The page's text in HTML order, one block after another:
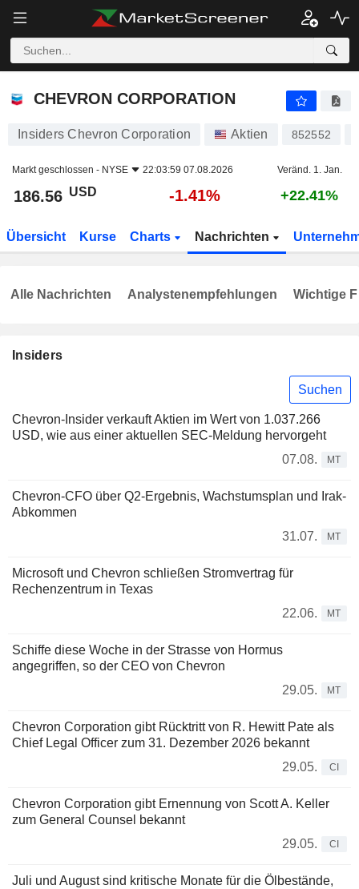
CHEVRON CORPORATION
CHEVRON CORPORATION
Insiders Chevron Corporation Aktien 852552
Markt geschlossen - NYSE 22:03:59 07.08.2026 Veränd. 1. Jan.
186.56 USD -1.41% +22.41%
Übersicht Kurse Charts Nachrichten
Insiders
Suchen
Chevron-Insider verkauft Aktien im Wert von 1.037.266
USD, wie aus einer aktuellen SEC-Meldung hervorgeht
07.08.
MT
Chevron-CFO über Q2-Ergebnis, Wachstumsplan und Irak-
Abkommen
31.07.
MT
Microsoft und Chevron schließen Stromvertrag für
Rechenzentrum in Texas
22.06.
MT
Schiffe diese Woche in der Strasse von Hormus
angegriffen, so der CEO von Chevron
29.05.
MT
Chevron Corporation gibt Rücktritt von R. Hewitt Pate als
Chief Legal Officer zum 31. Dezember 2026 bekannt
29.05.
CI
Chevron Corporation gibt Ernennung von Scott A. Keller
zum General Counsel bekannt
29.05.
CI
Juli und August sind kritische Monate für die Ölbestände,
Alle Nachrichten Analystenempfehlungen Wichtige